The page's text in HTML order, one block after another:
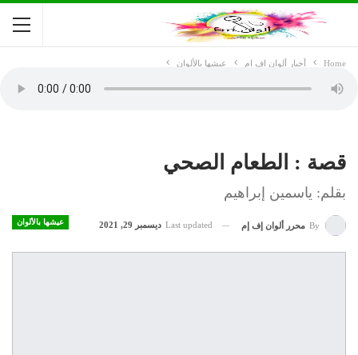
Home أخبار ألوان اف ام عيشها بالألوان
قصة : الطعام الصحي
بقلم: ياسمين إبراهيم
عيشها بالألوان By محرر ألوان إف إم Last updated ديسمبر 29, 2021